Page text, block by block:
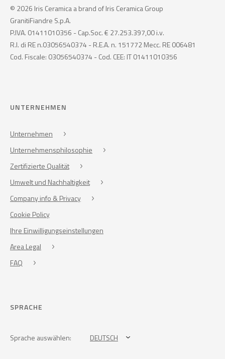
© 2026 Iris Ceramica a brand of Iris Ceramica Group
GranitiFiandre S.p.A.
P.IVA. 01411010356 - Cap.Soc. € 27.253.397,00 i.v.
R.I. di RE n.03056540374 - R.E.A. n. 151772 Mecc. RE 006481
Cod. Fiscale: 03056540374 - Cod. CEE: IT 01411010356
UNTERNEHMEN
Unternehmen
Unternehmensphilosophie
Zertifizierte Qualität
Umwelt und Nachhaltigkeit
Company info & Privacy
Cookie Policy
Ihre Einwilligungseinstellungen
Area Legal
FAQ
SPRACHE
Sprache auswählen: DEUTSCH